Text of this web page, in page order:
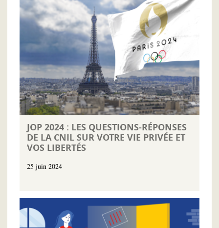
JOP 2024 : LES QUESTIONS-RÉPONSES
DE LA CNIL SUR VOTRE VIE PRIVÉE ET
VOS LIBERTÉS
25 juin 2024